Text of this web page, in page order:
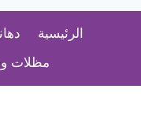
فوم
الطائف
–
الرئيسية
مظلات